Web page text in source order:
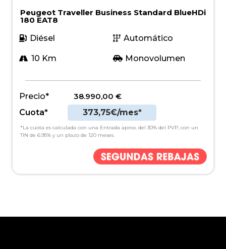
Peugeot Traveller Business Standard BlueHDi
180 EAT8
Diésel
Automático
10 Km Monovolumen
Precio* 38.990,00 €
Cuota*
373,75€/mes*
*La cuota es calculada con una Entrada aprox. del 30% del PVP, con un
TIN de 6.95% y un plazo de 120 meses.